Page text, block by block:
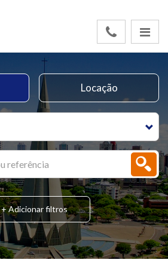
Locação
+ Adicionar filtros